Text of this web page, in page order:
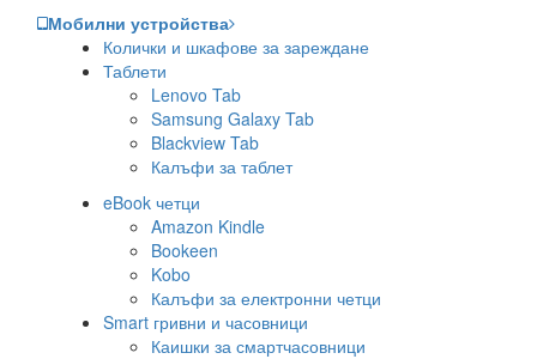
Мобилни устройства
Колички и шкафове за зареждане
Таблети
Lenovo Tab
Samsung Galaxy Tab
Blackview Tab
Калъфи за таблет
eBook четци
Amazon Kindle
Bookeen
Kobo
Калъфи за електронни четци
Smart гривни и часовници
Каишки за смартчасовници